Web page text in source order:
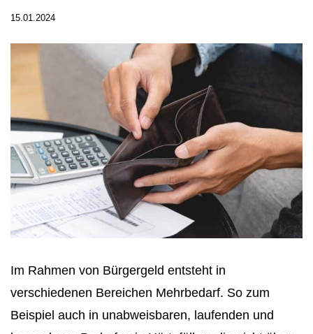
15.01.2024
Im Rahmen von Bürgergeld entsteht in
verschiedenen Bereichen Mehrbedarf. So zum
Beispiel auch in unabweisbaren, laufenden und